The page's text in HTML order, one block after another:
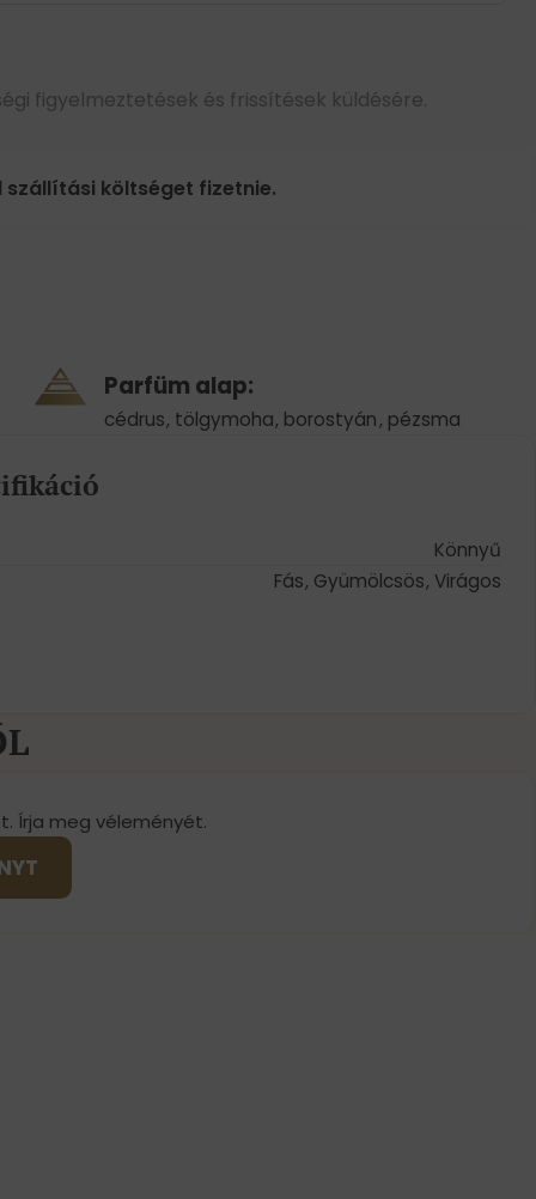
figyelmeztetések és frissítések küldésére.
szállítási költséget fizetnie.
Parfüm alap:
cédrus, tölgymoha, borostyán, pézsma
Könnyű
Fás, Gyümölcsös, Virágos
Írja meg véleményét.